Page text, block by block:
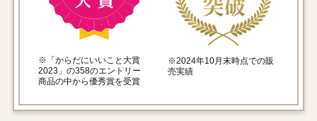
※「からだにいいこと大賞
2023」の358のエントリー
商品の中から優秀賞を受賞
※2024年10月末時点での販
売実績